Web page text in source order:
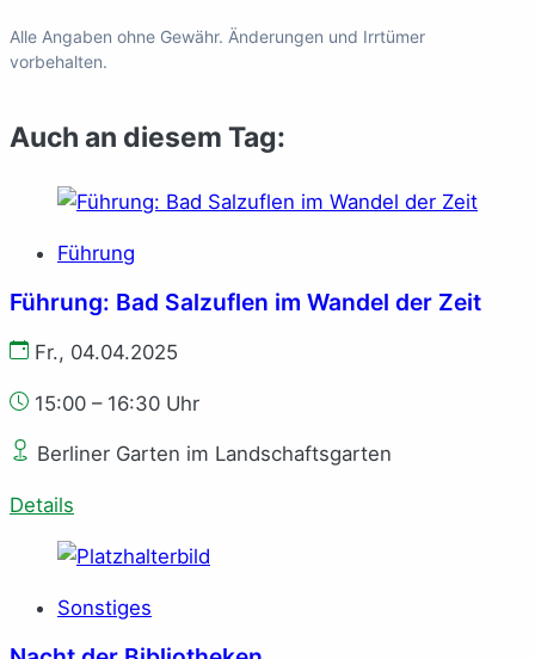
Alle Angaben ohne Gewähr. Änderungen und Irrtümer
vorbehalten.
Auch an diesem Tag:
Führung
Führung: Bad Salzuflen im Wandel der Zeit
Fr., 04.04.2025
15:00 – 16:30 Uhr
Berliner Garten im Landschaftsgarten
Details
Sonstiges